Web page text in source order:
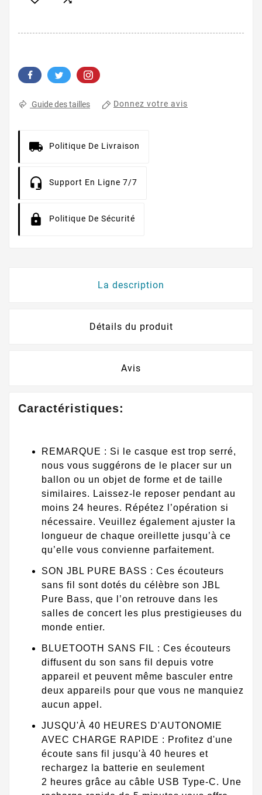
Guide des tailles Donnez votre avis
Politique De Livraison
Support En Ligne 7/7
Politique De Sécurité
La description
Détails du produit
Avis
Caractéristiques:
REMARQUE : Si le casque est trop serré,
nous vous suggérons de le placer sur un
ballon ou un objet de forme et de taille
similaires. Laissez-le reposer pendant au
moins 24 heures. Répétez l’opération si
nécessaire. Veuillez également ajuster la
longueur de chaque oreillette jusqu’à ce
qu’elle vous convienne parfaitement.
SON JBL PURE BASS : Ces écouteurs
sans fil sont dotés du célèbre son JBL
Pure Bass, que l’on retrouve dans les
salles de concert les plus prestigieuses du
monde entier.
BLUETOOTH SANS FIL : Ces écouteurs
diffusent du son sans fil depuis votre
appareil et peuvent même basculer entre
deux appareils pour que vous ne manquiez
aucun appel.
JUSQU'À 40 HEURES D'AUTONOMIE
AVEC CHARGE RAPIDE : Profitez d'une
écoute sans fil jusqu'à 40 heures et
rechargez la batterie en seulement
2 heures grâce au câble USB Type-C. Une